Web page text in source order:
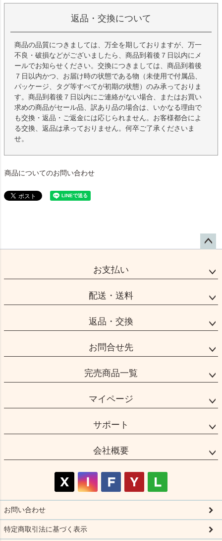
返品・交換について
商品の品質につきましては、万全を期しておりますが、万一
不良・破損などがございましたら、商品到着後７日以内にメ
ールでお知らせください。交換につきましては、商品到着後
７日以内かつ、お届け時の状態である物（未使用で付属品、
パッケージ、タグ等すべてが初期の状態）のみ承っておりま
す。商品到着後７日以内にご連絡がない場合、またはお買い
求めの商品がセール品、訳あり品の場合は、いかなる理由で
も交換・返品・ご返金には応じられません。お客様都合によ
る交換、返品は承っておりません。何卒ご了承くださいま
せ。
商品についてのお問い合わせ
ップ
お支払い
配送・送料
返品・交換
お問合せ先
完売商品一覧
マイページ
サポート
会社概要
お問い合わせ
特定商取引法に基づく表示